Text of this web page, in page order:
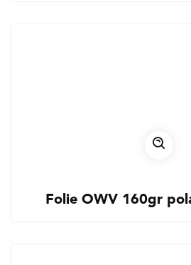
Folie OWV 160gr